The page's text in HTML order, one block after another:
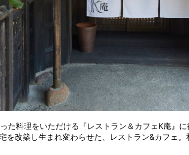
た料理をいただける『レストラン＆カフェK庵』
を改築し生まれ変わらせた、レストラン&カフェ